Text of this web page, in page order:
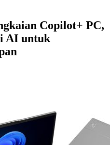
Copilot+ PC,
AI untuk